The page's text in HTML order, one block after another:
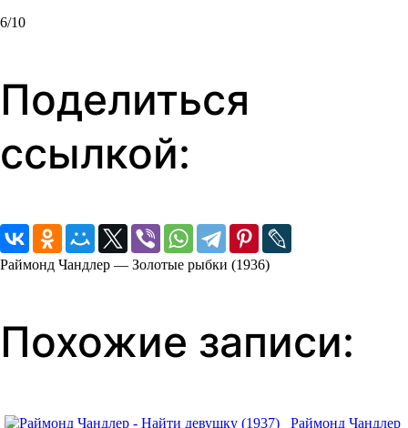
6/10
Поделиться
ссылкой:
Раймонд Чандлер — Золотые рыбки (1936)
Похожие записи:
Раймонд Чандлер